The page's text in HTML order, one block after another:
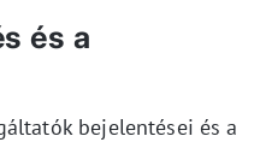
és a
bejelentései és a